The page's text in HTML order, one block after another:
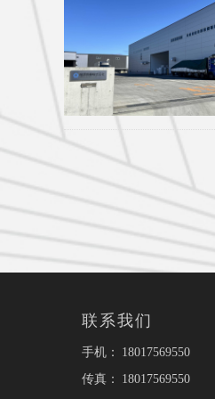
手机：
18017569550
传真：
18017569550
联系我们